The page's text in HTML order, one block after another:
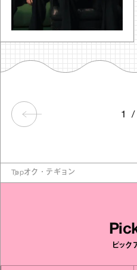
1 /
Topオク・テギョン
ピック